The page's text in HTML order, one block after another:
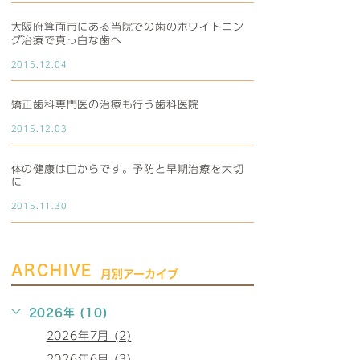
大阪府箕面市にある当院での歯のホワイトニン
グ治療で真っ白な歯へ
2015.12.04
矯正歯科専門医の治療も行う歯科医院
2015.12.03
体の健康は口からです。予防と早期治療を大切
に
2015.11.30
ARCHIVE 月別アーカイブ
2026年 (10)
2026年7月 (2)